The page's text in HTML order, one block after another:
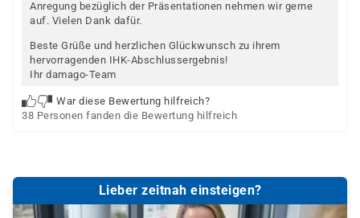
Anregung bezüglich der Präsentationen nehmen wir gerne
auf. Vielen Dank dafür.
Beste Grüße und herzlichen Glückwunsch zu ihrem
hervorragenden IHK-Abschlussergebnis!
Ihr damago-Team
War diese Bewertung hilfreich?
38 Personen fanden die Bewertung hilfreich
Lieber zeitnah einsteigen?